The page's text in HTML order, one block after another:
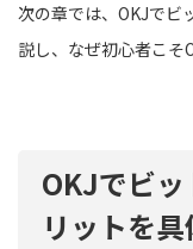
次の章では、OKJでビ
説し、なぜ初心者こそ
OKJでビ
リットを